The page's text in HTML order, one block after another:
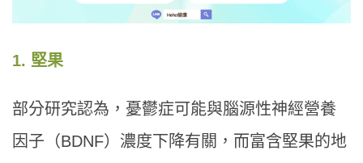
1. 堅果
部分研究認為，憂鬱症可能與腦源性神經營養
因子（BDNF）濃度下降有關，而富含堅果的地